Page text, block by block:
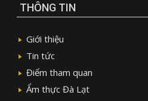
THÔNG TIN
Giới thiệu
Tin tức
Điểm tham quan
Ẩm thực Đà Lạt